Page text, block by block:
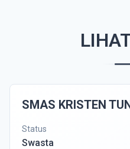
SMAS KRISTEN
Status
Swasta